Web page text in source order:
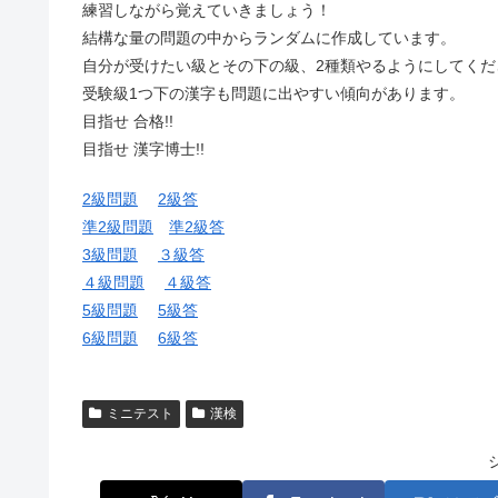
練習しながら覚えていきましょう！
結構な量の問題の中からランダムに作成しています。
自分が受けたい級とその下の級、2種類やるようにしてくだ
受験級1つ下の漢字も問題に出やすい傾向があります。
目指せ 合格!!
目指せ 漢字博士!!
2級問題
2級答
準2級問題
準2級答
3級問題
３級答
４級問題
４級答
5級問題
5級答
6級問題
6級答
ミニテスト 漢検